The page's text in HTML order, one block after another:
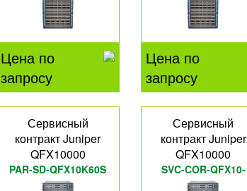
Цена по
запросу
Цена по
запросу
Сервисный
контракт Juniper
QFX10000
PAR-SD-QFX10K60S
Сервисный
контракт Juniper
QFX10000
SVC-COR-QFX10-
36QL